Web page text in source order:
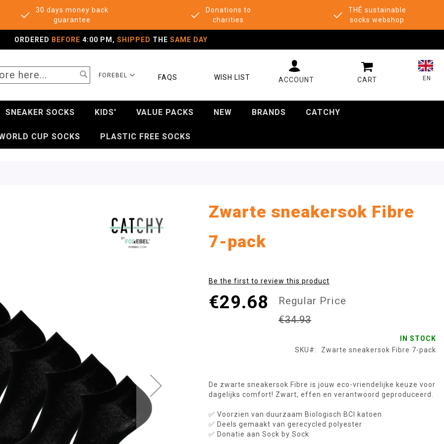
30 days money back
guarantee
Donations to
charities
THÉ sustainable
socks webshop
ORDERED BEFORE 4:00 PM, SHIPPED THE SAME DAY
SELECT
FOREBEL EN
FAQS WISH LIST
SEARCH
MY CART
SNEAKER SOCKS KIDS' VALUE PACKS NEW BRANDS CATCHY
CUP SOCKS PLASTIC FREE SOCKS
Zwarte sneakersok Fibre
7-pack
Be the first to review this product
€29.68
Regular Price
€34.93
IN STOCK
SKU
Zwarte sneakersok Fibre 7-pack
De zwarte sneakersok Fibre is jouw eco-vriendelijke keuze voor
dagelijks comfort! Zwart, effen en verantwoord geproduceerd.
✅ Voorzien van duurzaam Biologisch BCI katoen
✅ Deels gemaakt van gerecycled polyester
✅ Donatie aan Sock by Sock